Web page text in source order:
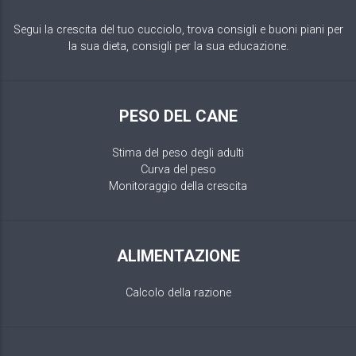
Segui la crescita del tuo cucciolo, trova consigli e buoni piani per
la sua dieta, consigli per la sua educazione.
PESO DEL CANE
Stima del peso degli adulti
Curva del peso
Monitoraggio della crescita
ALIMENTAZIONE
Calcolo della razione